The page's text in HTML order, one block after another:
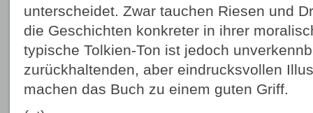
unterscheidet. Zwar tauchen Riesen und
die Geschichten konkreter in ihrer
typische Tolkien-Ton ist jedoch
zurückhaltenden, aber eindrucksvollen
machen das Buch zu einem guten Griff.